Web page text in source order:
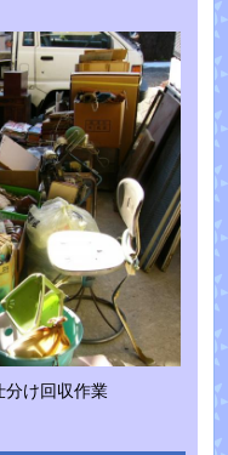
分け回収作業